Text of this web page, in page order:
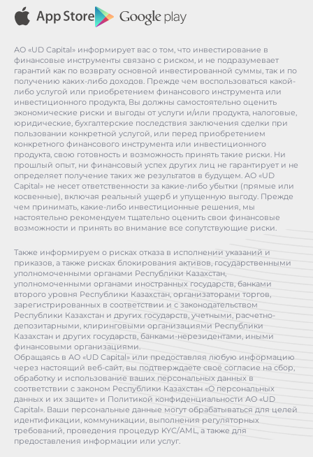
АО «UD Capital» информирует вас о том, что инвестирование в
финансовые инструменты связано с риском, и не подразумевает
гарантий как по возврату основной инвестированной суммы, так и по
получению каких-либо доходов. Прежде чем воспользоваться какой-
либо услугой или приобретением финансового инструмента или
инвестиционного продукта, Вы должны самостоятельно оценить
экономические риски и выгоды от услуги и/или продукта, налоговые,
юридические, бухгалтерские последствия заключения сделки при
пользовании конкретной услугой, или перед приобретением
конкретного финансового инструмента или инвестиционного
продукта, свою готовность и возможность принять такие риски. Ни
прошлый опыт, ни финансовый успех других лиц не гарантирует и не
определяет получение таких же результатов в будущем. АО «UD
Capital» не несет ответственности за какие-либо убытки (прямые или
косвенные), включая реальный ущерб и упущенную выгоду. Прежде
чем принимать, какие-либо инвестиционные решения, мы
настоятельно рекомендуем тщательно оценить свои финансовые
возможности и принять во внимание все сопутствующие риски.
Также информируем о рисках отказа в исполнении указаний и
приказов, а также рисках блокирования активов, государственными
уполномоченными органами Республики Казахстан,
уполномоченными органами иностранных государств, банками
второго уровня Республики Казахстан, организаторами торгов,
зарегистрированных в соответствии и с законодательством
Республики Казахстан и других государств, учетными, расчетно-
депозитарными, клиринговыми организациями Республики
Казахстан и других государств, банками-нерезидентами, иными
финансовыми организациями.
Обращаясь в АО «UD Capital» или предоставляя любую информацию
через настоящий веб-сайт, вы подтверждаете своё согласие на сбор,
обработку и использование ваших персональных данных в
соответствии с законом Республики Казахстан «О персональных
данных и их защите» и Политикой конфиденциальности АО «UD
Capital». Ваши персональные данные могут обрабатываться для целей
идентификации, коммуникации, выполнения регуляторных
требований, проведения процедур KYC/AML, а также для
предоставления информации или услуг.